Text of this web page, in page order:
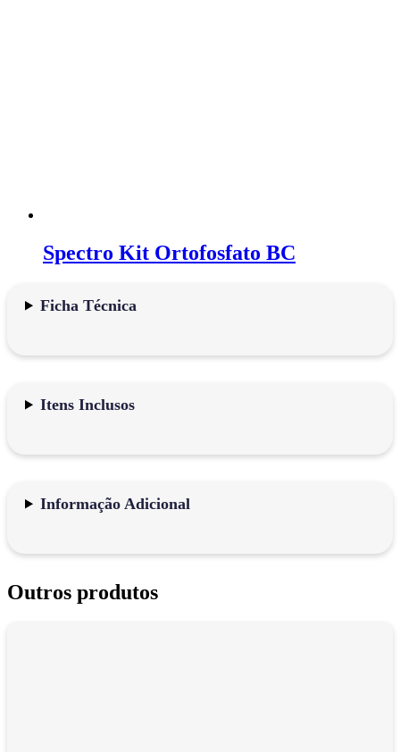
Spectro Kit Ortofosfato BC
Ficha Técnica
Itens Inclusos
Informação Adicional
Outros produtos